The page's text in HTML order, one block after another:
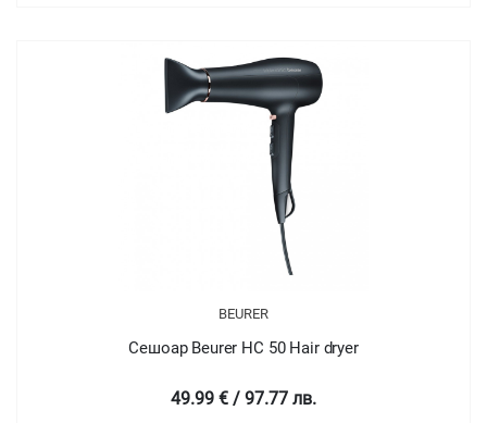
BEURER
Сешоар Beurer HC 50 Hair dryer
49.99 € / 97.77 лв.